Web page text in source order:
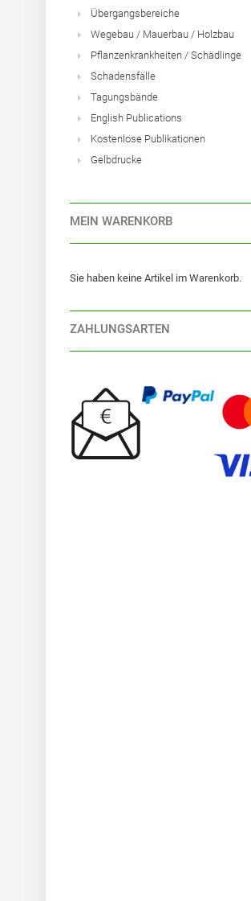
Übergangsbereiche
Wegebau / Mauerbau / Holzbau
Pflanzenkrankheiten / Schädlinge
Schadensfälle
Tagungsbände
English Publications
Kostenlose Publikationen
Gelbdrucke
MEIN WARENKORB
Sie haben keine Artikel im Warenkorb.
ZAHLUNGSARTEN